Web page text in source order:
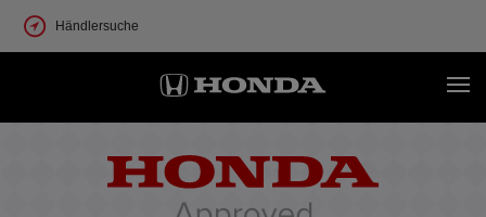
Händlersuche